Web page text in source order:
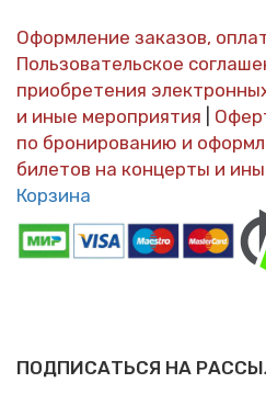
Оформление заказов,
Пользовательское
приобретения
и иные мероприятия
по бронированию и
билетов на концерты и
Корзина
ПОДПИСАТЬСЯ НА